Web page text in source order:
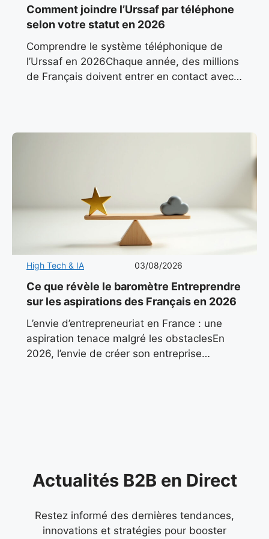
Comment joindre l’Urssaf par téléphone
selon votre statut en 2026
Comprendre le système téléphonique de
l’Urssaf en 2026Chaque année, des millions
de Français doivent entrer en contact avec
High Tech & IA 03/08/2026
Ce que révèle le baromètre Entreprendre
sur les aspirations des Français en 2026
L’envie d’entrepreneuriat en France : une
aspiration tenace malgré les obstaclesEn
2026, l’envie de créer son entreprise
Actualités B2B en Direct
Restez informé des dernières tendances,
innovations et stratégies pour booster